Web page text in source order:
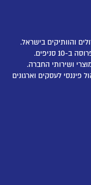
ושירותי החברה.
לעסקים וארגונים